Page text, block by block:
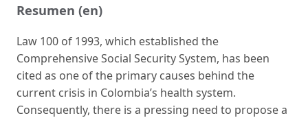
Resumen (en)
Law 100 of 1993, which established the
Comprehensive Social Security System, has been
cited as one of the primary causes behind the
current crisis in Colombia’s health system.
Consequently, there is a pressing need to propose a